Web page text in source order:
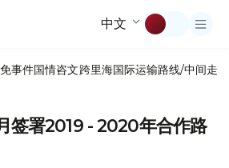
中文
事件国情咨文跨里海国际运输路线/中间走廊
签署2019 - 2020年合作路